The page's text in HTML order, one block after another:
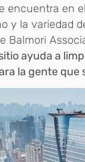
encuentra en
y la variedad
Balmori
ayuda a
la gente que